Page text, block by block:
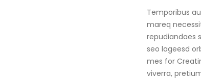
Temporibus
mareq
repudiandaes
seo lageesd
mes for
viverra,